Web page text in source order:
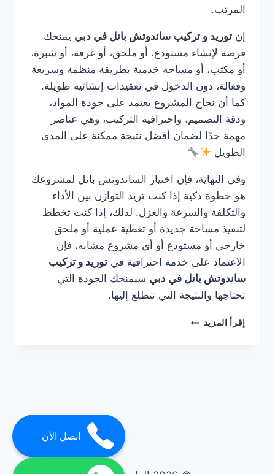
المرتب.
إن توريد و تركيب ساندوتش بانل في دبي يمنحك
فرصة لإنشاء مستودع، أو ملحق، أو غرفة، أو شبرة،
أو مكتب، أو مساحة خدمية بطريقة منظمة وسريعة
وفعالة، دون الدخول في تعقيدات إنشائية طويلة.
كما أن نجاح المشروع يعتمد على جودة المواد،
ودقة التصميم، واحترافية التركيب، وهي عناصر
مهمة جدًا لضمان أفضل نتيجة ممكنة على المدى
الطويل
وفي النهاية، فإن اختيار الساندوتش بانل لمشروعك
هو خطوة ذكية إذا كنت تريد التوازن بين الأداء
والتكلفة والسرعة والعزل. لذلك، إذا كنت تخطط
لتنفيذ مساحة جديدة أو تغطية عملية أو ملحق
خارجي أو مستودع أو أي مشروع مشابه، فإن
الاعتماد على خدمة احترافية في توريد و تركيب
ساندوتش بانل في دبي سيمنحك الجودة التي
تحتاجها والنتيجة التي تتطلع إليها.
إقرأ المزيد توريد
اتصل الآن